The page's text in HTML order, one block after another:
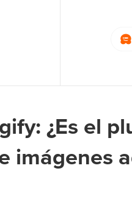
¿Es el
imágenes